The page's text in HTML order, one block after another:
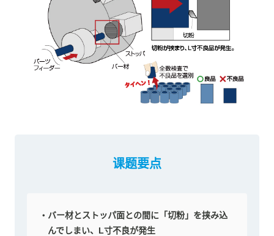
课题要点
バー材とストッパ面との間に「切粉」を挟み込
んでしまい、L寸不良が発生